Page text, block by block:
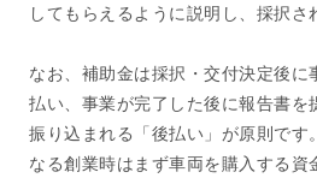
してもらえるように説明し、採択さ
なお、補助金は採択・交付決定後に
払い、事業が完了した後に報告書を
振り込まれる「後払い」が原則です
なる創業時はまず車両を購入する資